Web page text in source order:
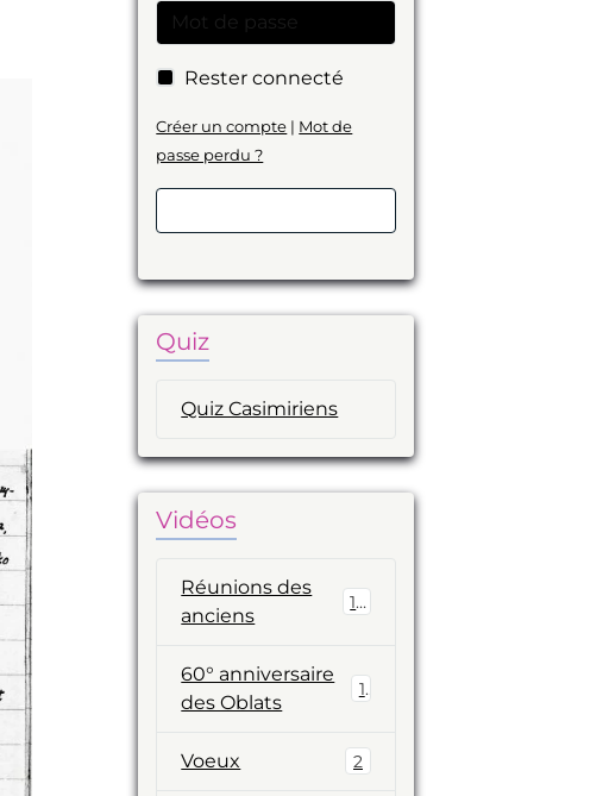
Rester connecté
Créer un compte | Mot de
passe perdu ?
Quiz
Quiz Casimiriens
Vidéos
Réunions des
anciens
19
60° anniversaire
des Oblats
1
Voeux 2